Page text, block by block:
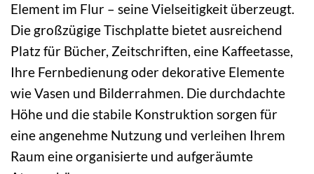
Element im Flur – seine Vielseitigkeit überzeugt.
Die großzügige Tischplatte bietet ausreichend
Platz für Bücher, Zeitschriften, eine Kaffeetasse,
Ihre Fernbedienung oder dekorative Elemente
wie Vasen und Bilderrahmen. Die durchdachte
Höhe und die stabile Konstruktion sorgen für
eine angenehme Nutzung und verleihen Ihrem
Raum eine organisierte und aufgeräumte